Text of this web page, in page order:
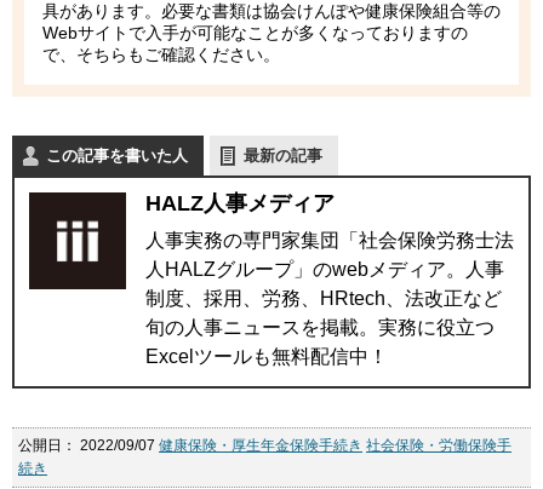
具があります。必要な書類は協会けんぽや健康保険組合等の
Webサイトで入手が可能なことが多くなっておりますの
で、そちらもご確認ください。
この記事を書いた人 最新の記事
HALZ人事メディア
人事実務の専門家集団「社会保険労務士法
人HALZグループ」のwebメディア。人事
制度、採用、労務、HRtech、法改正など
旬の人事ニュースを掲載。実務に役立つ
Excelツールも無料配信中！
公開日： 2022/09/07 健康保険・厚生年金保険手続き 社会保険・労働保険手
続き